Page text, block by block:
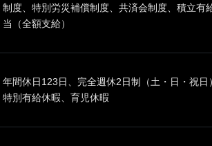
制度、特別労災補償制度、共済会制度、積立
当（全額支給）
年間休日123日、完全週休2日制（土・日・祝
特別有給休暇、育児休暇